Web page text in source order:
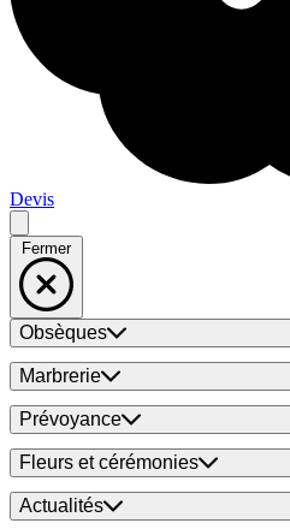
Devis
Fermer
Obsèques
Marbrerie
Prévoyance
Fleurs et cérémonies
Actualités